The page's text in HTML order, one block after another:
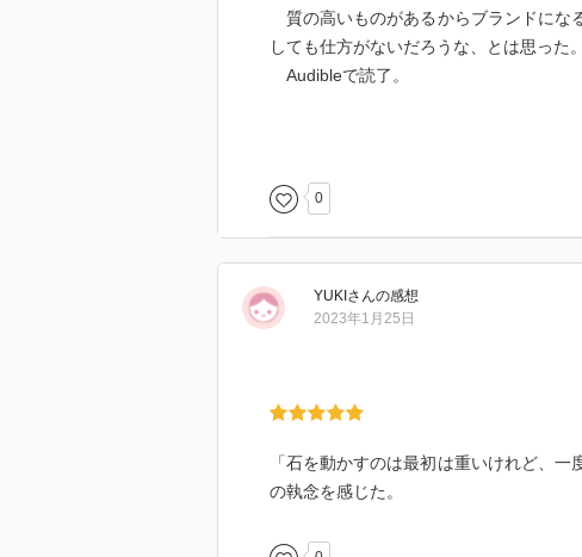
質の高いものがあるからブランドにな
しても仕方がないだろうな、とは思った。
Audibleで読了。
Audibleで読了。
0
YUKI さんの感想
2023年1月25日
「石を動かすのは最初は重いけれど、
の執念を感じた。